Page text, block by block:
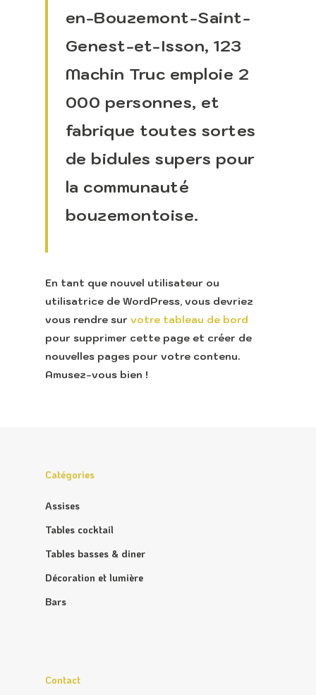
en-Bouzemont-Saint-
Genest-et-Isson, 123
Machin Truc emploie 2
000 personnes, et
fabrique toutes sortes
de bidules supers pour
la communauté
bouzemontoise.
En tant que nouvel utilisateur ou
utilisatrice de WordPress, vous devriez
vous rendre sur votre tableau de bord
pour supprimer cette page et créer de
nouvelles pages pour votre contenu.
Amusez-vous bien !
Catégories
Assises
Tables cocktail
Tables basses & diner
Décoration et lumière
Bars
Contact
Appeler